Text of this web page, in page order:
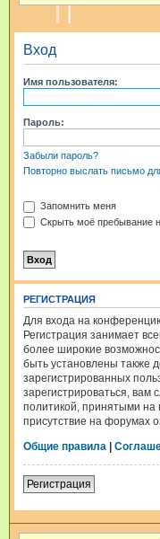
Вход
Имя пользователя:
Пароль:
Забыли пароль?
Повторно выслать письмо
Запомнить меня
Скрыть моё пребывание
РЕГИСТРАЦИЯ
Для входа на
Регистрация занимает
более широкие
быть установлены также
зарегистрированных
зарегистрироваться, вам
политикой, принятыми
присутствие на форумах
Общие правила |
Регистрация